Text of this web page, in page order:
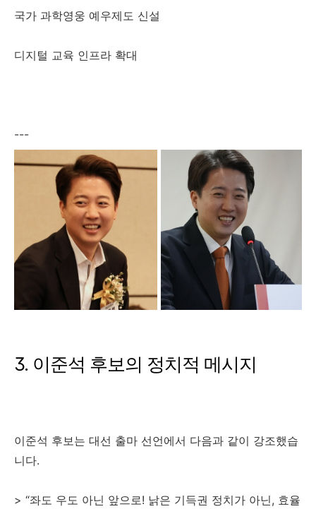
국가 과학영웅 예우제도 신설
디지털 교육 인프라 확대
---
3. 이준석 후보의 정치적 메시지
이준석 후보는 대선 출마 선언에서 다음과 같이 강조했습
니다.
> “좌도 우도 아닌 앞으로! 낡은 기득권 정치가 아닌, 효율